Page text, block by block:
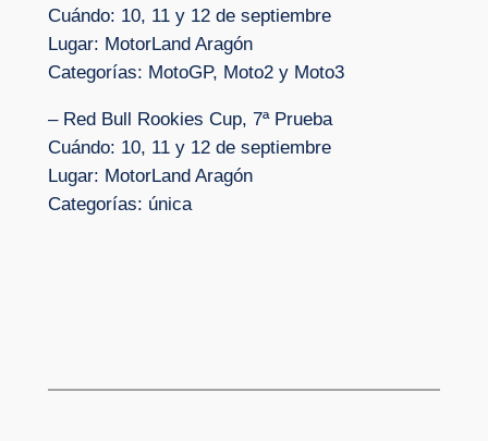
Cuándo: 10, 11 y 12 de septiembre
Lugar: MotorLand Aragón
Categorías: MotoGP, Moto2 y Moto3
– Red Bull Rookies Cup, 7ª Prueba
Cuándo: 10, 11 y 12 de septiembre
Lugar: MotorLand Aragón
Categorías: única